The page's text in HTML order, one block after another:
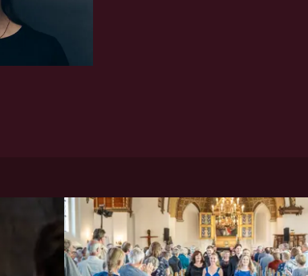
DR VOKALENSEMBLET | CARSTEN
SEYER-HANSEN DIRIGENT